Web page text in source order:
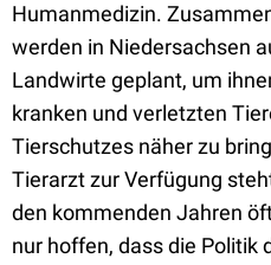
Humanmedizin.
werden in Niedersachsen
Landwirte geplant, um
kranken und verletzten
Tierschutzes näher zu
Tierarzt zur Verfügung
den kommenden Jahren
nur hoffen, dass die Politik